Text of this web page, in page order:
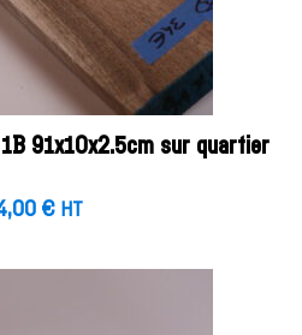
91x10x2.5cm sur quartier
€ HT